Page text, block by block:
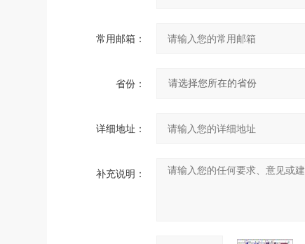
常用邮箱：
省份：
详细地址：
补充说明：